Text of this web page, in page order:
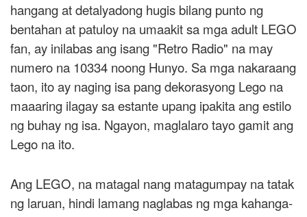
hangang at detalyadong hugis bilang punto ng
bentahan at patuloy na umaakit sa mga adult LEGO
fan, ay inilabas ang isang "Retro Radio" na may
numero na 10334 noong Hunyo. Sa mga nakaraang
taon, ito ay naging isa pang dekorasyong Lego na
maaaring ilagay sa estante upang ipakita ang estilo
ng buhay ng isa. Ngayon, maglalaro tayo gamit ang
Lego na ito.
Ang LEGO, na matagal nang matagumpay na tatak
ng laruan, hindi lamang naglabas ng mga kahanga-